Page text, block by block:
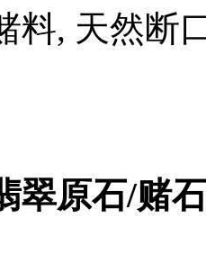
料, 天然断
翠原石/赌